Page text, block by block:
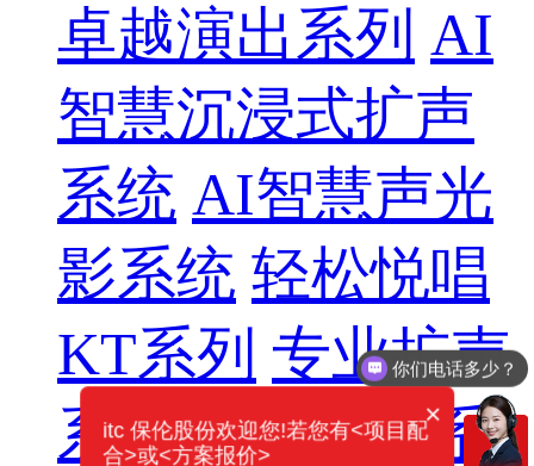
卓越演出系列 AI
智慧沉浸式扩声
系统 AI智慧声光
影系统 轻松悦唱
KT系列 专业扩声
系列 专业音箱系
你们电话多少？
×
itc 保伦股份欢迎您!若您有<项目配
合>或<方案报价>